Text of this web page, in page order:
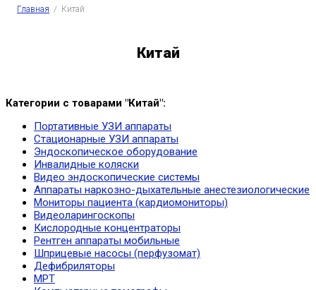
Главная
  /  Китай
Китай
Категории с товарами "Китай":
Портативные УЗИ аппараты
Стационарные УЗИ аппараты
Эндоскопическое оборудование
Инвалидные коляски
Видео эндоскопические системы
Аппараты наркозно-дыхательные анестезиологические
Мониторы пациента (кардиомониторы)
Видеоларингоскопы
Кислородные концентраторы
Рентген аппараты мобильные
Шприцевые насосы (перфузомат)
Дефибриляторы
МРТ